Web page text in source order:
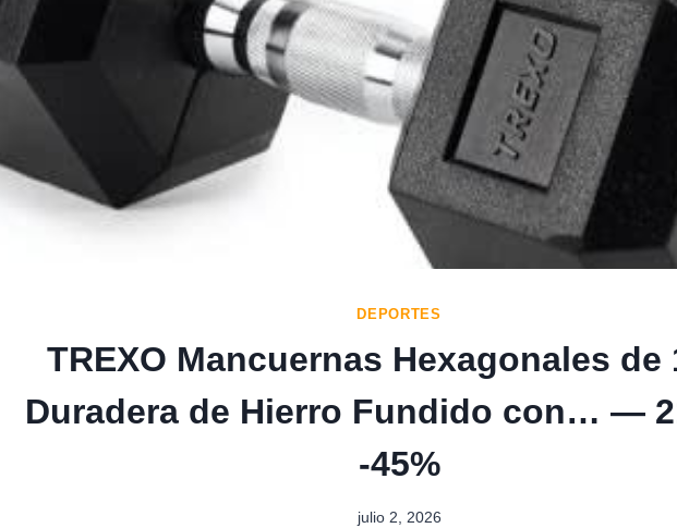
DEPORTES
TREXO Mancuernas Hexagonales de
Duradera de Hierro Fundido con… —
-45%
julio 2, 2026